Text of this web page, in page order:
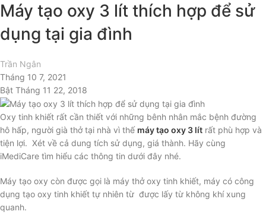
Máy tạo oxy 3 lít thích hợp để sử
dụng tại gia đình
Trần Ngân
Tháng 10 7, 2021
Bật Tháng 11 22, 2018
Oxy tinh khiết rất cần thiết với những bênh nhân mắc bệnh đường
hô hấp, người già thở tại nhà vì thế máy tạo oxy 3 lít rất phù hợp và
tiện lợi. Xét về cả dung tích sử dụng, giá thành. Hãy cùng
iMediCare tìm hiểu các thông tin dưới đây nhé.
Máy tạo oxy còn được gọi là máy thở oxy tinh khiết, máy có công
dụng tạo oxy tinh khiết tự nhiên từ được lấy từ không khí xung
quanh.